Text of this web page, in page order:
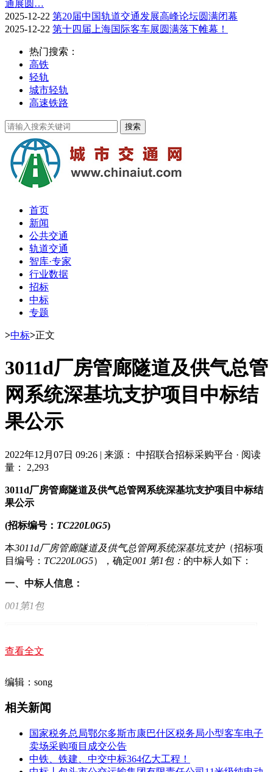
通展圆…
2025-12-22 第20届中国轨道交通发展高峰论坛圆满闭幕
2025-12-22 第十四届上海国际客车展圆满落下帷幕！
热门搜索：
高铁
轻轨
城市轻轨
高速铁路
首页
新闻
公共交通
轨道交通
智库·专家
行业数据
招标
中标
专题
>中标>正文
3011d厂房管廊隧道及供气总管
网系统深基坑支护项目中标结
果公示
2022年12月07日 09:26 | 来源： 中招联合招标采购平台 · 阅读
量： 2,293
3011d厂房管廊隧道及供气总管网系统深基坑支护项目中标结
果公示
(招标编号： TC220L0G5)
本3011d厂房管廊隧道及供气总管网系统深基坑支护（招标项
目编号： TC220L0G5），确定001 第1包： 的中标人如下：
一、中标人信息：
001第1包
中国化学工程第四建设有限公司
果公示
项目名称：3011d厂房管廊隧道及供气总管网系统深基坑支护
招标编号：TC220L0G5
查看全文
编辑：song
相关新闻
国家税务总局鄂尔多斯市康巴什区税务局小型客车电子
卖场采购项目成交公告
中铁、铁建、中交中标364亿大工程！